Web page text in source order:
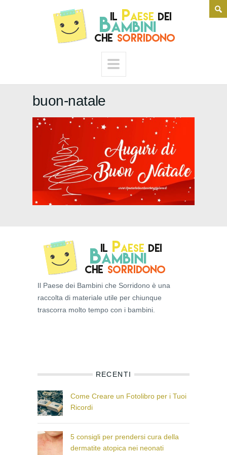
buon-natale
Il Paese dei Bambini che Sorridono è una
raccolta di materiale utile per chiunque
trascorra molto tempo con i bambini.
RECENTI
Come Creare un Fotolibro per i Tuoi
Ricordi
5 consigli per prendersi cura della
dermatite atopica nei neonati